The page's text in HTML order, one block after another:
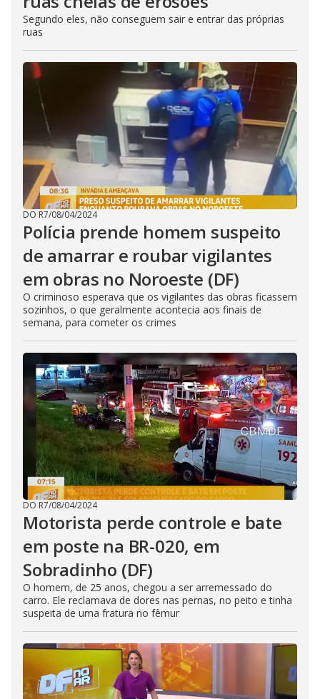
Segundo eles, não conseguem sair e entrar das próprias
ruas
DO R7/08/04/2024
Polícia prende homem suspeito
de amarrar e roubar vigilantes
em obras no Noroeste (DF)
O criminoso esperava que os vigilantes das obras ficassem
sozinhos, o que geralmente acontecia aos finais de
semana, para cometer os crimes
DO R7/08/04/2024
Motorista perde controle e bate
em poste na BR-020, em
Sobradinho (DF)
O homem, de 25 anos, chegou a ser arremessado do
carro. Ele reclamava de dores nas pernas, no peito e tinha
suspeita de uma fratura no fêmur